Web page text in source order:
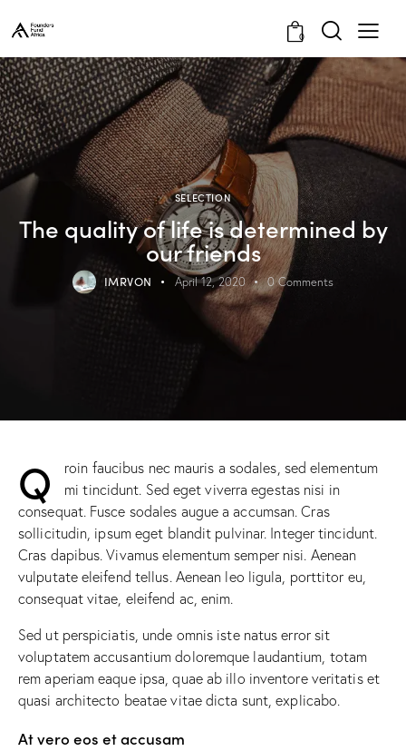
0
SELECTION
The quality of life is determined by
our friends
IMRVON April 12, 2020 0 Comments
Q
roin faucibus nec mauris a sodales, sed elementum
mi tincidunt. Sed eget viverra egestas nisi in
consequat. Fusce sodales augue a accumsan. Cras
sollicitudin, ipsum eget blandit pulvinar. Integer tincidunt.
Cras dapibus. Vivamus elementum semper nisi. Aenean
vulputate eleifend tellus. Aenean leo ligula, porttitor eu,
consequat vitae, eleifend ac, enim.
Sed ut perspiciatis, unde omnis iste natus error sit
voluptatem accusantium doloremque laudantium, totam
rem aperiam eaque ipsa, quae ab illo inventore veritatis et
quasi architecto beatae vitae dicta sunt, explicabo.
At vero eos et accusam